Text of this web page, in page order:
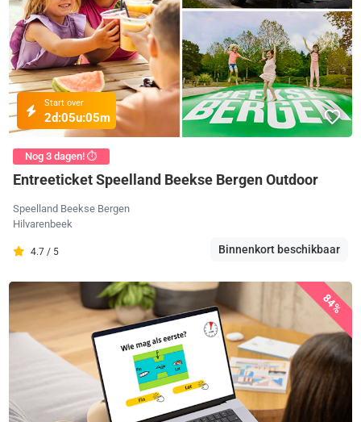
Start over
2d:05u:05m
Nog 3 dagen! ⏱️
Entreeticket Speelland Beekse Bergen Outdoor
Speelland Beekse Bergen
Hilvarenbeek
4.7 / 5 Binnenkort beschikbaar
84%